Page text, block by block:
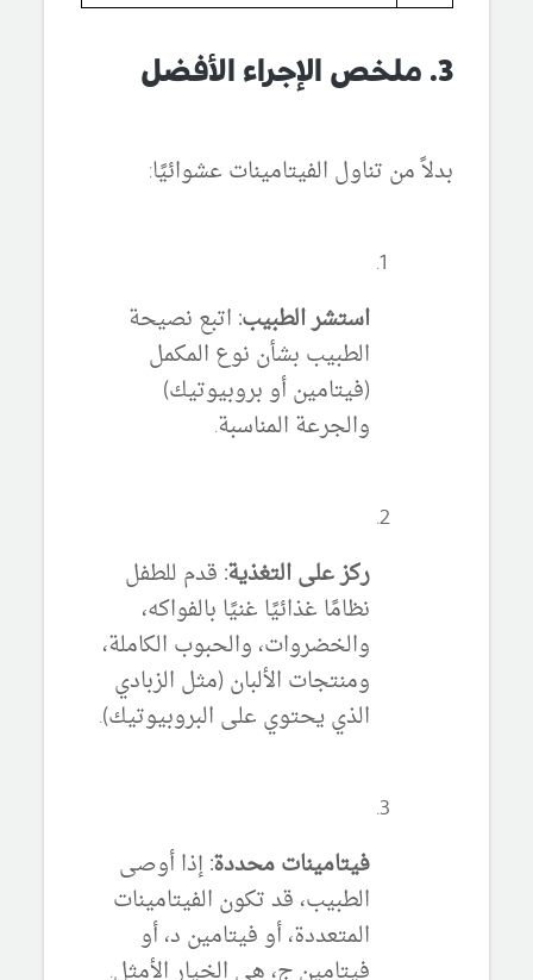
3. ملخص الإجراء الأفضل
بدلاً من تناول الفيتامينات عشوائيًا:
استشر الطبيب: اتبع نصيحة
الطبيب بشأن نوع المكمل
(فيتامين أو بروبيوتيك)
والجرعة المناسبة.
ركز على التغذية: قدم للطفل
نظامًا غذائيًا غنيًا بالفواكه،
والخضروات، والحبوب الكاملة،
ومنتجات الألبان (مثل الزبادي
الذي يحتوي على البروبيوتيك).
فيتامينات محددة:إذا أوصى
الطبيب، قد تكون الفيتامينات
المتعددة، أو فيتامين د، أو